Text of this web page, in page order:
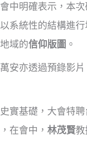
中明確表示，本
系統性的結構進
域的信仰版圖 。
安亦透過預錄影
實基礎，大會特
在會中， 林茂賢教